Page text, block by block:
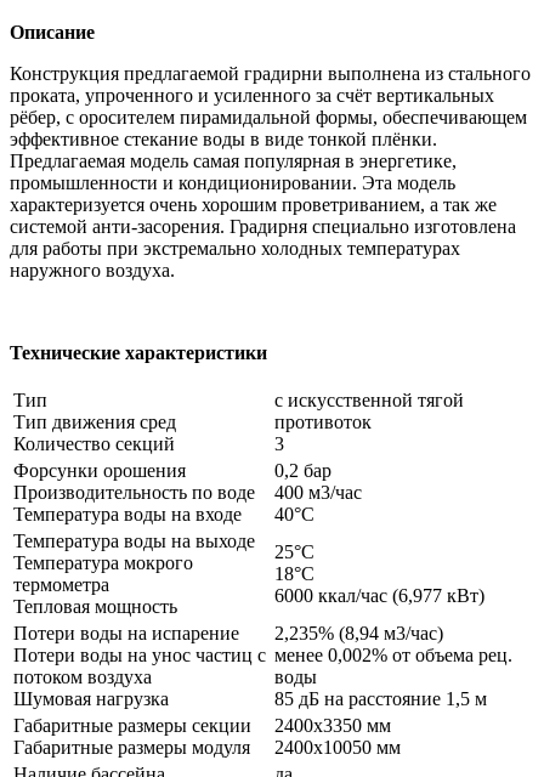
Описание
Конструкция предлагаемой градирни выполнена из стального
проката, упроченного и усиленного за счёт вертикальных
рёбер, с оросителем пирамидальной формы, обеспечивающем
эффективное стекание воды в виде тонкой плёнки.
Предлагаемая модель самая популярная в энергетике,
промышленности и кондиционировании. Эта модель
характеризуется очень хорошим проветриванием, а так же
системой анти-засорения. Градирня специально изготовлена
для работы при экстремально холодных температурах
наружного воздуха.
Технические характеристики
Тип
Тип движения сред
Количество секций
с искусственной тягой
противоток
3
Форсунки орошения
Производительность по воде
Температура воды на входе
0,2 бар
400 м3/час
40°С
Температура воды на выходе
Температура мокрого
термометра
Тепловая мощность
25°С
18°С
6000 ккал/час (6,977 кВт)
Потери воды на испарение
Потери воды на унос частиц с
потоком воздуха
Шумовая нагрузка
2,235% (8,94 м3/час)
менее 0,002% от объема рец.
воды
85 дБ на расстояние 1,5 м
Габаритные размеры секции
Габаритные размеры модуля
2400х3350 мм
2400х10050 мм